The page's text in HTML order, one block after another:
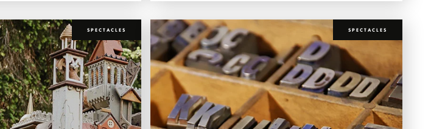
SPECTACLES SPECTACLES